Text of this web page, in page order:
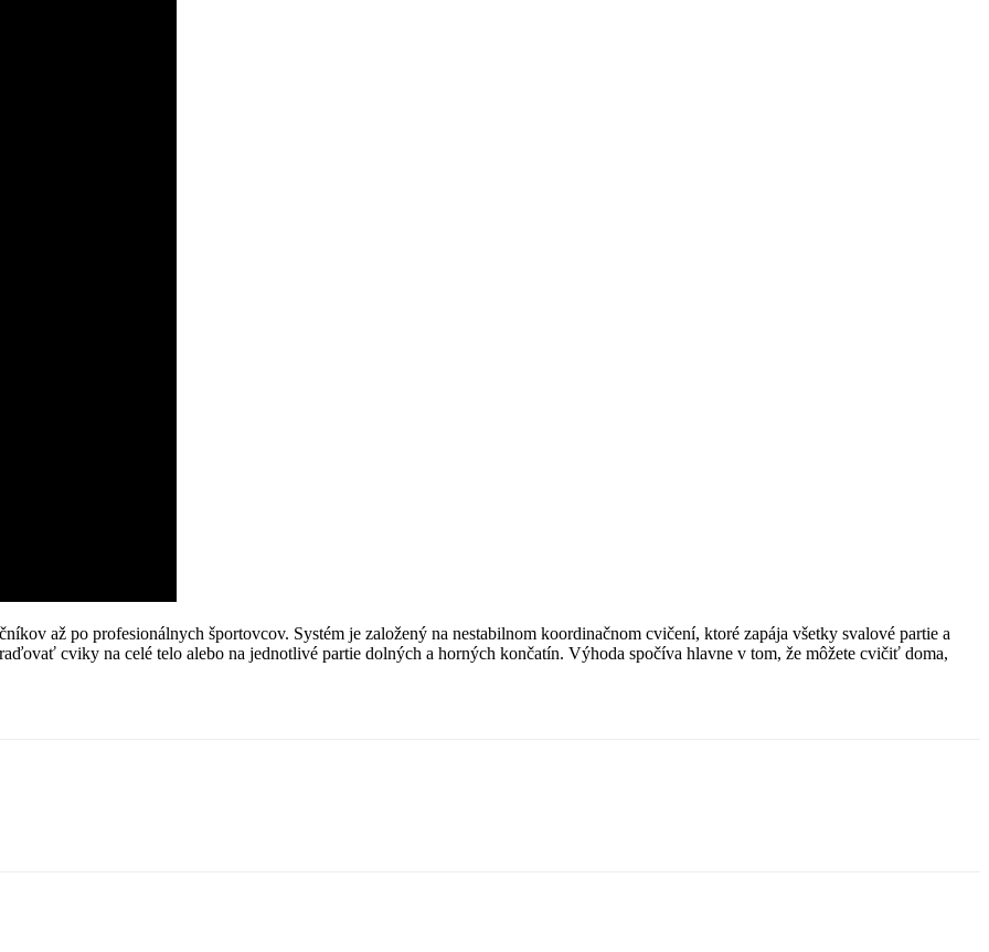
až po profesionálnych športovcov. Systém je založený na nestabilnom koordinačnom cvičení, ktoré zapája všetky svalové partie a
cviky na celé telo alebo na jednotlivé partie dolných a horných končatín. Výhoda spočíva hlavne v tom, že môžete cvičiť doma,